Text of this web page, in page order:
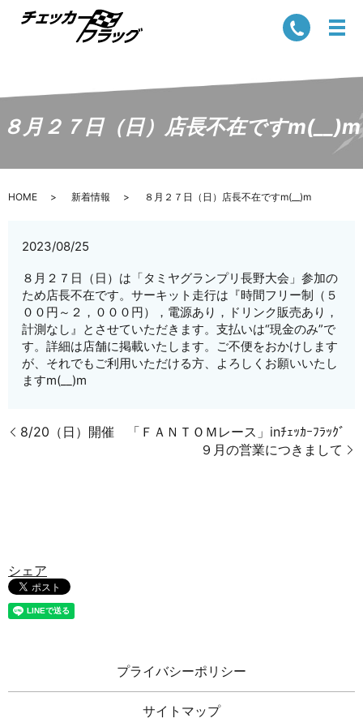
８月２７日（日）店長不在ですm(__)m
HOME 新着情報 ８月２７日（日）店長不在ですm(__)m
2023/08/25
８月２７日（日）は「タミヤグランプリ長野大会」参加の
ため店長不在です。サーキット走行は『時間フリー制（５
００円～２，０００円），電源あり，ドリンク販売あり，
計測なし』とさせていただきます。支払いは“現金のみ”で
す。詳細は店舗に掲載いたします。ご不便をおかけします
が、それでもご利用いただける方、よろしくお願いいたし
ますm(__)m
8/20（日）開催 「ＦＡＮＴＯＭレース」inﾁｪｯｶｰﾌﾗｯｸﾞ
９月の営業につきまして
シェア
プライバシーポリシー
サイトマップ